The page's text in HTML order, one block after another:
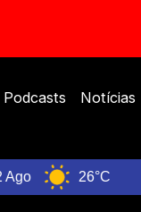
Podcasts Notícias
26°C